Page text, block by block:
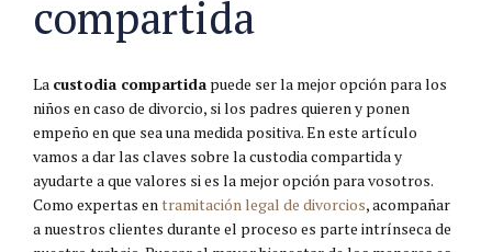
compartida
La custodia compartida puede ser la mejor opción para los
niños en caso de divorcio, si los padres quieren y ponen
empeño en que sea una medida positiva. En este artículo
vamos a dar las claves sobre la custodia compartida y
ayudarte a que valores si es la mejor opción para vosotros.
Como expertas entramitación legal de divorcios, acompañar
a nuestros clientes durante el proceso es parte intrínseca de